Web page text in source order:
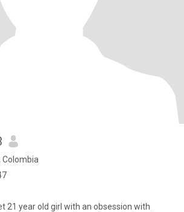
Colombia
21 year old girl with an obsession with